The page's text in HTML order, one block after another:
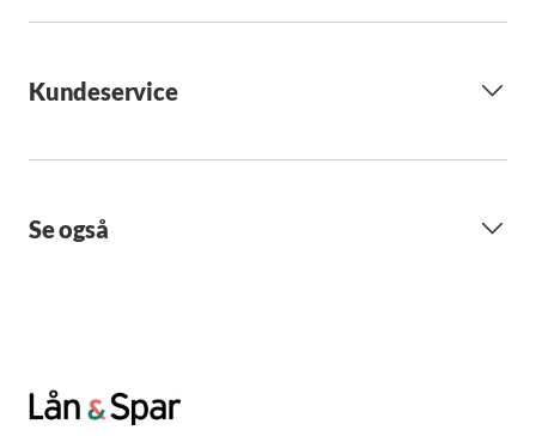
Kundeservice
Se også